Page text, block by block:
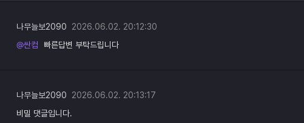
나무늘보2090 2026.06.02. 20:12:30
@싼컴 빠른답변 부탁드립니다
나무늘보2090
2026.06.02. 20:13:17
비밀 댓글입니다.